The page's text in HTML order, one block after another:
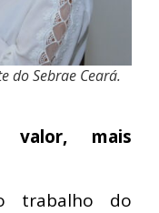
do Sebrae Ceará.
valor, mais
trabalho do